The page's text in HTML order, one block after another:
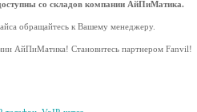
со складов компании АйПиМатика.
обращайтесь к Вашему менеджеру.
АйПиМатика! Становитесь партнером Fanvil!